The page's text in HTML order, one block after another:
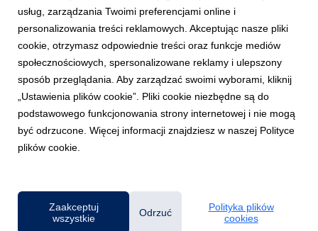
OPOLE
Ponad 700 zorganizowanych praktyk, setki
uczestników szkoleń i dziesiątki inicjatyw w
jednym roku
16 lipca 2026
722 zrealizowane praktyki studenckie, 115 ofert pracy, ponad
500 uczestników webinarów i szkoleń oraz ponad 40
dedykowanych warsztatów z ekspertami dla uczniów szkół
usług, zarządzania Twoimi preferencjami online i
personalizowania treści reklamowych. Akceptując nasze pliki
cookie, otrzymasz odpowiednie treści oraz funkcje mediów
społecznościowych, spersonalizowane reklamy i ulepszony
sposób przeglądania. Aby zarządzać swoimi wyborami, kliknij
„Ustawienia plików cookie”. Pliki cookie niezbędne są do
podstawowego funkcjonowania strony internetowej i nie mogą
być odrzucone. Więcej informacji znajdziesz w naszej Polityce
plików cookie.
Zaakceptuj
wszystkie
Odrzuć
Polityka plików
cookies